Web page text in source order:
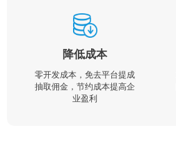
降低成本
零开发成本，免去平台提成
抽取佣金，节约成本提高企
业盈利